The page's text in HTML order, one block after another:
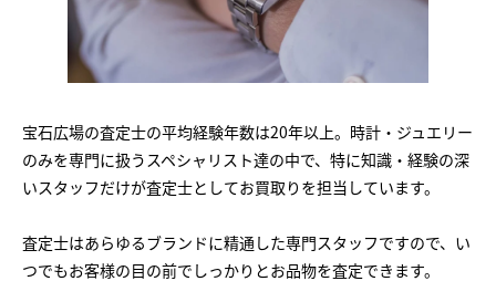
宝石広場の査定士の平均経験年数は20年以上。時計・ジュエリー
のみを専門に扱うスペシャリスト達の中で、特に知識・経験の深
いスタッフだけが査定士としてお買取りを担当しています。
査定士はあらゆるブランドに精通した専門スタッフですので、い
つでもお客様の目の前でしっかりとお品物を査定できます。